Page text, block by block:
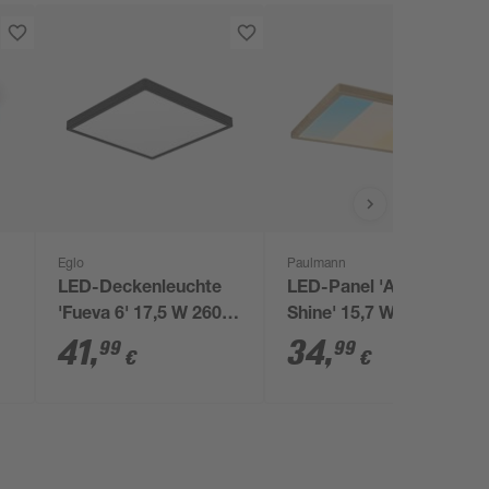
Eglo
LED-Deckenleuchte
'Fueva 6' 17,5 W 2600
lm warmweiß bis
tageslichtweiß 39 x
41,99 €
Paulmann
LED-Panel 'Atria
Shine' 15,7 W 3140 lm
warmweiß bis
tageslichtweiß 29,8 x
34,99 €